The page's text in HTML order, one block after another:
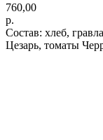
760,00
р.
Состав: хлеб,
Цезарь, томаты